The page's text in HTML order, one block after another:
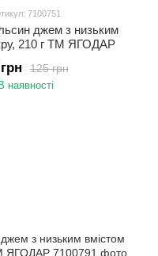
7100751
джем з низьким
210 г ТМ ЯГОДАР
125 грн
В наявності